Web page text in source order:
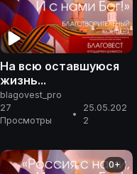
На всю оставшуюся
жизнь...
blagovest_pro
27
Просмотры
•
25.05.202
2
0+